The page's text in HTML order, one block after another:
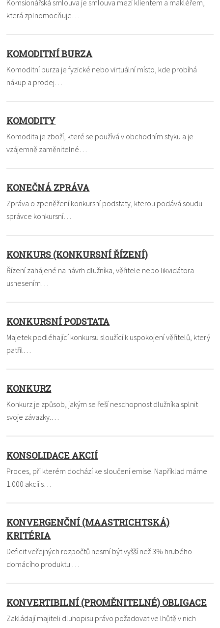
Komsionářská smlouva je smlouva mezi klientem a makléřem,
která zplnomocňuje…
KOMODITNÍ BURZA
Komoditní burza je fyzické nebo virtuální místo, kde probíhá
nákup a prodej…
KOMODITY
Komodita je zboží, které se používá v obchodním styku a je
vzájemně zaměnitelné…
KONEČNÁ ZPRÁVA
Zpráva o zpeněžení konkursní podstaty, kterou podává soudu
správce konkursní…
KONKURS (KONKURSNÍ ŘÍZENÍ)
Řízení zahájené na návrh dlužníka, věřitele nebo likvidátora
usnesením…
KONKURSNÍ PODSTATA
Majetek podléhající konkursu sloužící k uspokojení věřitelů, který
patřil…
KONKURZ
Konkurz je způsob, jakým se řeší neschopnost dlužníka splnit
svoje závazky.…
KONSOLIDACE AKCIÍ
Proces, při kterém dochází ke sloučení emise. Například máme
1.000 akcií s…
KONVERGENČNÍ (MAASTRICHTSKÁ)
KRITÉRIA
Deficit veřejných rozpočtů nesmí být vyšší než 3% hrubého
domácího produktu …
KONVERTIBILNÍ (PROMĚNITELNÉ) OBLIGACE
Zakládají majiteli dluhopisu právo požadovat ve lhůtě v nich